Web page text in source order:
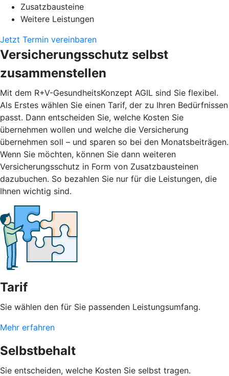
Zusatzbausteine
Weitere Leistungen
Jetzt Termin vereinbaren
Versicherungsschutz selbst
zusammenstellen
Mit dem R+V-GesundheitsKonzept AGIL sind Sie flexibel.
Als Erstes wählen Sie einen Tarif, der zu Ihren Bedürfnissen
passt. Dann entscheiden Sie, welche Kosten Sie
übernehmen wollen und welche die Versicherung
übernehmen soll – und sparen so bei den Monatsbeiträgen.
Wenn Sie möchten, können Sie dann weiteren
Versicherungsschutz in Form von Zusatzbausteinen
dazubuchen. So bezahlen Sie nur für die Leistungen, die
Ihnen wichtig sind.
Tarif
Sie wählen den für Sie passenden Leistungsumfang.
Mehr erfahren
Selbstbehalt
Sie entscheiden, welche Kosten Sie selbst tragen.